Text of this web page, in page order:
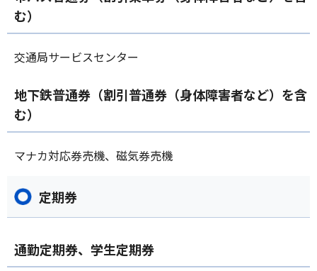
む）
交通局サービスセンター
地下鉄普通券（割引普通券（身体障害者など）を含
む）
マナカ対応券売機、磁気券売機
定期券
通勤定期券、学生定期券